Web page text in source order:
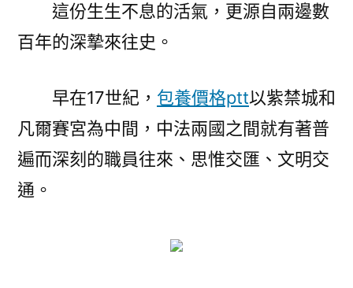
這份生生不息的活氣，更源自兩邊數
百年的深摯來往史。
早在17世紀， 包養價格ptt以紫禁城和
凡爾賽宮為中間，中法兩國之間就有著普
遍而深刻的職員往來、思惟交匯、文明交
通。